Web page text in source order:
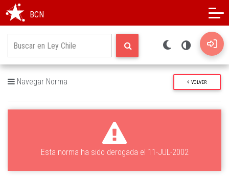
BCN
Navegar Norma VOLVER
Esta norma ha sido derogada el 11-JUL-2002